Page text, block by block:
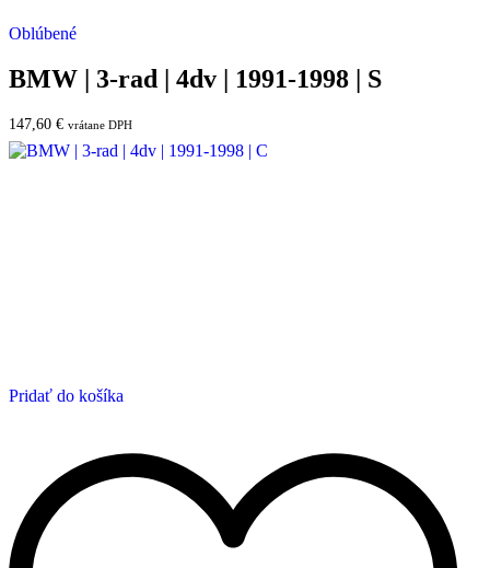
Oblúbené
BMW | 3-rad | 4dv | 1991-1998 | S
147,60 € vrátane DPH
Pridať do košíka